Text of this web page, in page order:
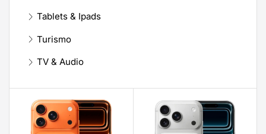
Tablets & Ipads
Turismo
TV & Audio